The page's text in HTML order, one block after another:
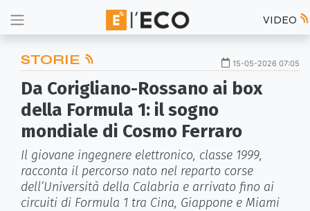
VIDEO
STORIE 15-05-2026 07:05
Da Corigliano-Rossano ai box
della Formula 1: il sogno
mondiale di Cosmo Ferraro
Il giovane ingegnere elettronico, classe 1999,
racconta il percorso nato nel reparto corse
dell’Università della Calabria e arrivato fino ai
circuiti di Formula 1 tra Cina, Giappone e Miami